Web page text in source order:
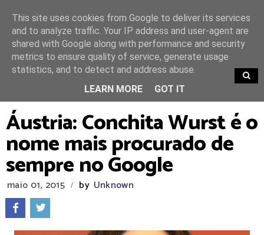
TRENDING
Áustria: Conchita Wurst é o
nome mais procurado de
sempre no Google
maio 01, 2015 / by Unknown
This site uses cookies from Google to deliver its services
and to analyze traffic. Your IP address and user-agent are
shared with Google along with performance and security
metrics to ensure quality of service, generate usage
statistics, and to detect and address abuse.
LEARN MORE
GOT IT